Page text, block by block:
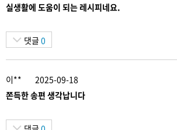
실생활에 도움이 되는 레시피네요.
댓글 0
이**
2025-09-18
쫀득한 송편 생각납니다